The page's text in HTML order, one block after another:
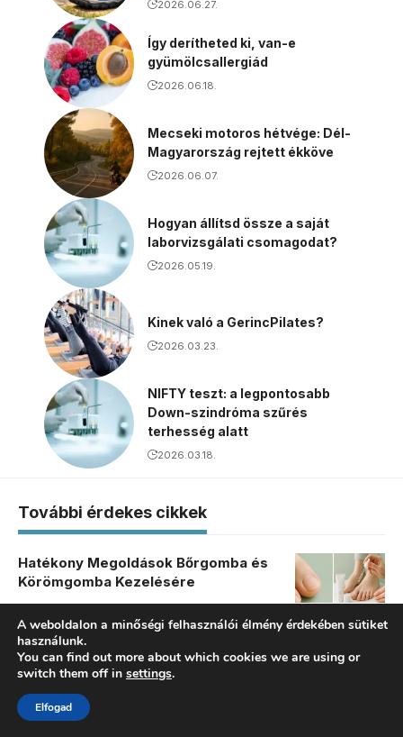
2026.06.27.
Így derítheted ki, van-e
gyümölcsallergiád
2026.06.18.
Mecseki motoros hétvége: Dél-
Magyarország rejtett ékköve
2026.06.07.
Hogyan állítsd össze a saját
laborvizsgálati csomagodat?
2026.05.19.
Kinek való a GerincPilates?
2026.03.23.
NIFTY teszt: a legpontosabb
Down-szindróma szűrés
terhesség alatt
2026.03.18.
További érdekes cikkek
Hatékony Megoldások Bőrgomba és
Körömgomba Kezelésére
Bilagit és Kreon: Miért fontosak a
hasnyálmirigy egészségében?
ByEgészség-Pont
választás székrekedésre?
A weboldalon a minőségi felhasználói élmény érdekében sütiket
használunk.
You can find out more about which cookies we are using or
switch them off in settings.
Elfogad